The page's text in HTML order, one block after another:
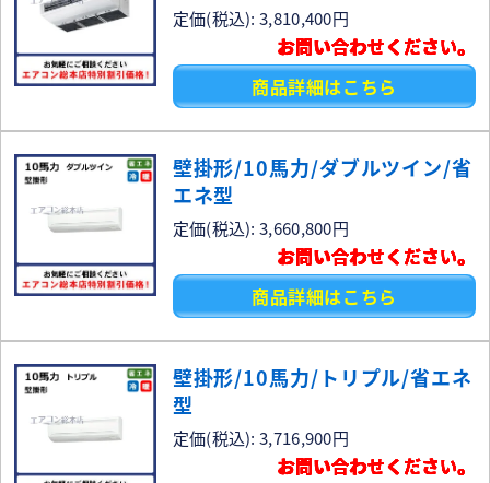
定価(税込): 3,810,400円
お問い合わせください。
商品詳細はこちら
壁掛形/10馬力/ダブルツイン/省
エネ型
定価(税込): 3,660,800円
お問い合わせください。
商品詳細はこちら
壁掛形/10馬力/トリプル/省エネ
型
定価(税込): 3,716,900円
お問い合わせください。